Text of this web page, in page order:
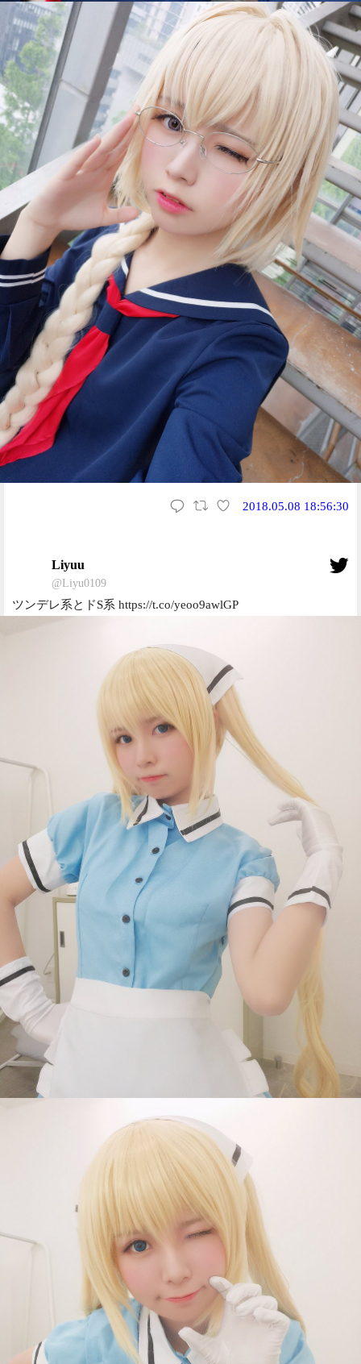
2018.05.08 18:56:30
Liyuu
@Liyu0109
ツンデレ系とドS系 https://t.co/yeoo9awlGP